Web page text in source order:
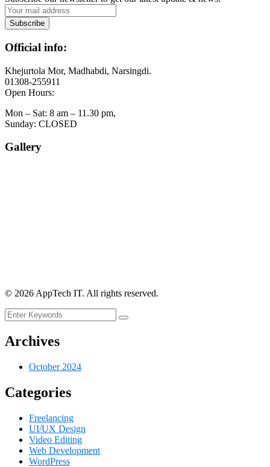
Official info:
Khejurtola Mor, Madhabdi, Narsingdi.
01308-255911
Open Hours:
Mon – Sat: 8 am – 11.30 pm,
Sunday: CLOSED
Gallery
© 2026 AppTech IT. All rights reserved.
Archives
October 2024
Categories
Freelancing
UI/UX Design
Video Editing
Web Development
WordPress